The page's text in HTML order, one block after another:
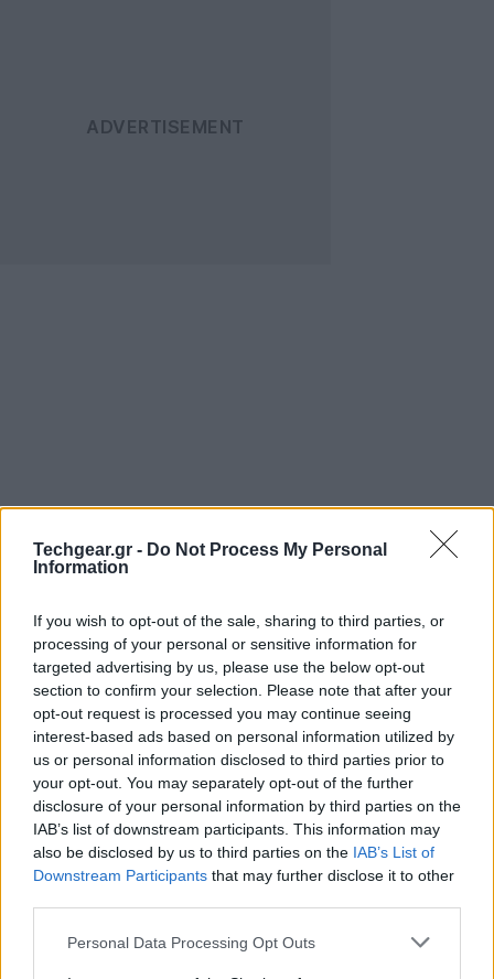
Techgear.gr - Do Not Process My Personal
Information
If you wish to opt-out of the sale, sharing to third parties, or
processing of your personal or sensitive information for
targeted advertising by us, please use the below opt-out
section to confirm your selection. Please note that after your
opt-out request is processed you may continue seeing
interest-based ads based on personal information utilized by
us or personal information disclosed to third parties prior to
your opt-out. You may separately opt-out of the further
disclosure of your personal information by third parties on the
IAB’s list of downstream participants. This information may
also be disclosed by us to third parties on the IAB’s List of
Downstream Participants that may further disclose it to other
Please note that this website/app uses one or more Google
Personal Data Processing Opt Outs
Είχε ακουστεί και παλαιότερα, αλλά πλέον είναι
επίσημο. ΗAppleετοιμάζεται να προσφέρει στους
χρήστες τουiTunes previewsτραγουδιών διάρκειας
90 δευτερολέπτων, στην περίπτωση που η συνολική
τους διάρκεια είναι πάνω από2.5 λεπτά, ενώ για τα
τραγούδια μικρότερης διάρκειας, τα previews θα